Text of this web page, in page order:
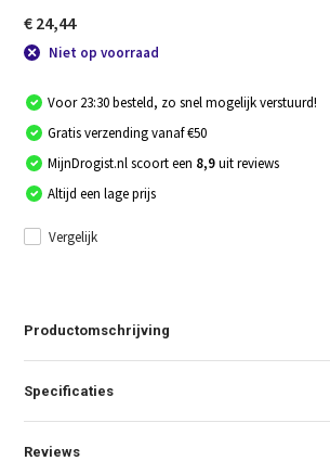
€ 24,44
Niet op voorraad
Voor 23:30 besteld, zo snel mogelijk verstuurd!
Gratis verzending vanaf €50
MijnDrogist.nl scoort een 8,9uit reviews
Altijd een lage prijs
Vergelijk
Productomschrijving
Specificaties
Reviews